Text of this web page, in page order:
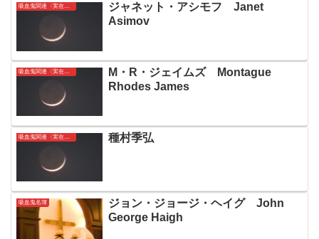
吸血鬼関連〈実在〉人名簿
ジャネット・アシモフ Janet
Asimov
吸血鬼関連〈実在〉人名簿
M・R・ジェイムズ Montague
Rhodes James
吸血鬼関連〈実在〉人名簿 種村季弘
吸血鬼名簿
ジョン・ジョージ・ヘイグ John
George Haigh